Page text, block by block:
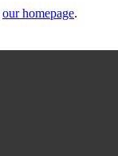
our homepage.